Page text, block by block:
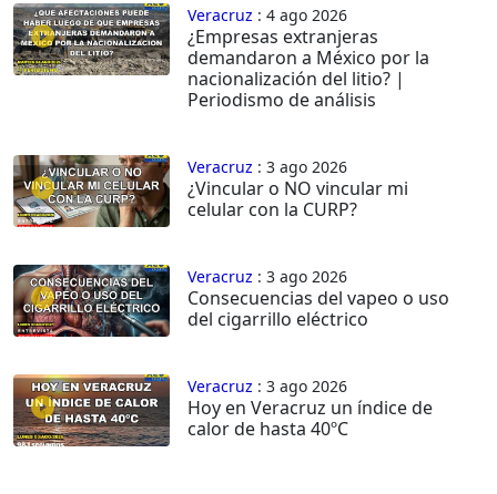
Veracruz : 4 ago 2026
¿Empresas extranjeras
demandaron a México por la
nacionalización del litio? |
Periodismo de análisis
Veracruz : 3 ago 2026
¿Vincular o NO vincular mi
celular con la CURP?
Veracruz : 3 ago 2026
Consecuencias del vapeo o uso
del cigarrillo eléctrico
Veracruz : 3 ago 2026
Hoy en Veracruz un índice de
calor de hasta 40ºC